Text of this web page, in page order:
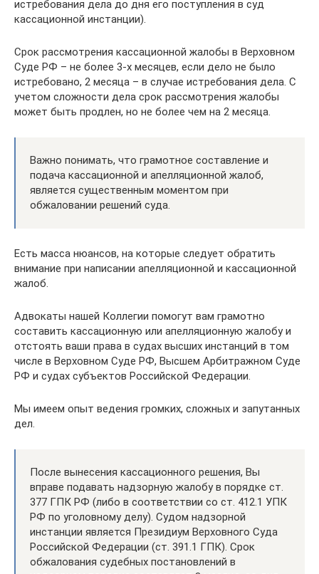
истребования дела до дня его поступления в суд
кассационной инстанции).
Срок рассмотрения кассационной жалобы в Верховном
Суде РФ – не более 3-х месяцев, если дело не было
истребовано, 2 месяца – в случае истребования дела. С
учетом сложности дела срок рассмотрения жалобы
может быть продлен, но не более чем на 2 месяца.
Важно понимать, что грамотное составление и
подача кассационной и апелляционной жалоб,
является существенным моментом при
обжаловании решений суда.
Есть масса нюансов, на которые следует обратить
внимание при написании апелляционной и кассационной
жалоб.
Адвокаты нашей Коллегии помогут вам грамотно
составить кассационную или апелляционную жалобу и
отстоять ваши права в судах высших инстанций в том
числе в Верховном Суде РФ, Высшем Арбитражном Суде
РФ и судах субъектов Российской Федерации.
Мы имеем опыт ведения громких, сложных и запутанных
дел.
После вынесения кассационного решения, Вы
вправе подавать надзорную жалобу в порядке ст.
377 ГПК РФ (либо в соответствии со ст. 412.1 УПК
РФ по уголовному делу). Судом надзорной
инстанции является Президиум Верховного Суда
Российской Федерации (ст. 391.1 ГПК). Срок
обжалования судебных постановлений в